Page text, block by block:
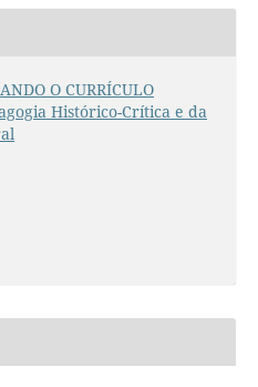
O CURRÍCULO
Histórico-Crítica e da